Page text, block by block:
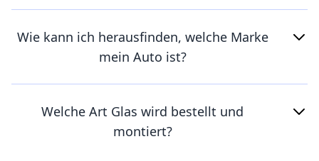
Wie kann ich herausfinden, welche Marke
mein Auto ist?
Welche Art Glas wird bestellt und
montiert?